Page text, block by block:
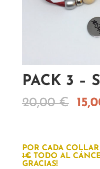
PACK 3 –
20,00€
El
era:
POR CADA
1€TODO AL
GRACIAS!